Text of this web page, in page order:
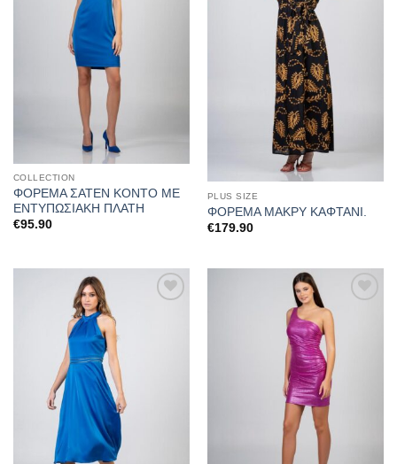
COLLECTION
ΦΟΡΕΜΑ ΣΑΤΕΝ ΚΟΝΤΟ ΜΕ
ΕΝΤΥΠΩΣΙΑΚΗ ΠΛΑΤΗ
€95.90
PLUS SIZE
ΦΟΡΕΜΑ ΜΑΚΡΥ ΚΑΦΤΑΝΙ.
€179.90
Προσθήκη
αγαπημένα